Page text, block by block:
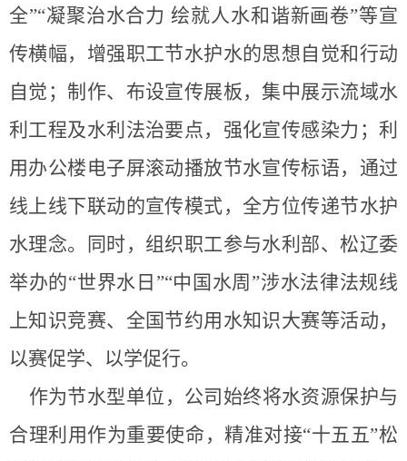
全”“凝聚治水合力 绘就人水和谐新画卷”等宣
传横幅， 增强职工节水护水的思想自觉和行动
自觉 ； 制作、布设宣传展板， 集中展示流域水
利工程及水利法治要点，强化宣传感染力；利
用办公楼电子屏滚动播放节水宣传标语，通过
线上线下联动的宣传模式，全方位传递节水护
水理念。同时，组织职工参与水利部、松辽委
举办的“世界水日”“中国水周”涉水法律法规线
上知识竞赛、全国节约用水知识大赛等活动，
以赛促学、以学促行。
作为节水型单位，公司始终将水资源保护与
合理利用作为重要使命，精准对接“十五五”松